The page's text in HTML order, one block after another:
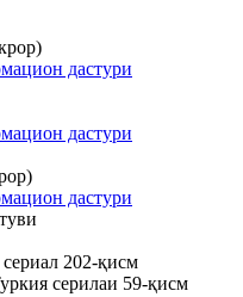
дастури
дастури
дастури
202-қисм
серилаи 59-қисм